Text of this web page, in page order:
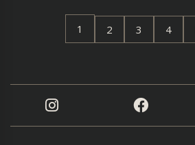
1 2 3 4